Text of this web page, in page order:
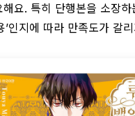
요. 특히 단행본을 소장하
’인지에 따라 만족도가 갈